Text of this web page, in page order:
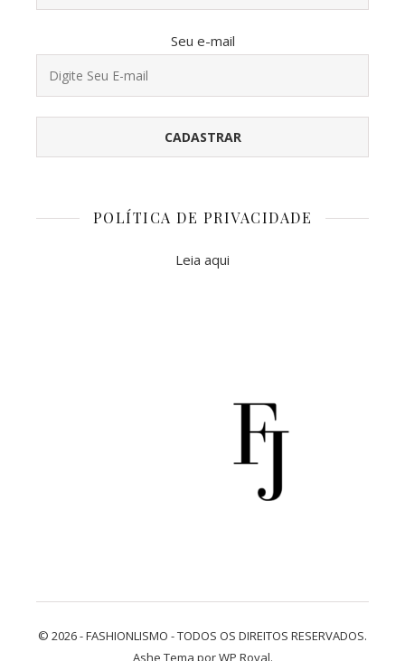
Seu e-mail
POLÍTICA DE PRIVACIDADE
Leia aqui
© 2026 - FASHIONLISMO - TODOS OS DIREITOS RESERVADOS.
Ashe Tema porWP Royal.